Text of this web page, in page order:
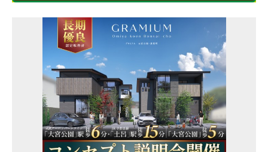
エリアから探す
埼玉・中央エリア(50)
さいたま市(19)
さいたま市西区(4)
さいたま市北区(2)